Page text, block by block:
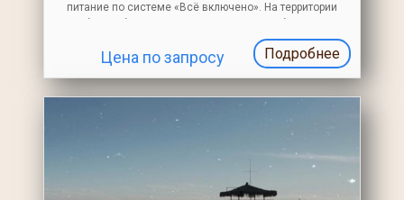
питание по системе «Всё включено». На территории
детская игровая площадка
Цена по запросу Подробнее